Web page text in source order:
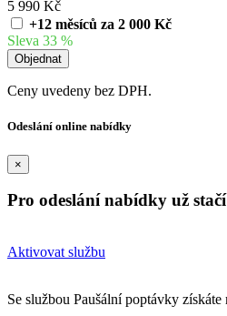
5 990 Kč
+12 měsíců za 2 000 Kč
Sleva 33 %
Ceny uvedeny bez DPH.
Odeslání online nabídky
×
Pro odeslání nabídky už
Aktivovat službu
Se službou Paušální poptávky